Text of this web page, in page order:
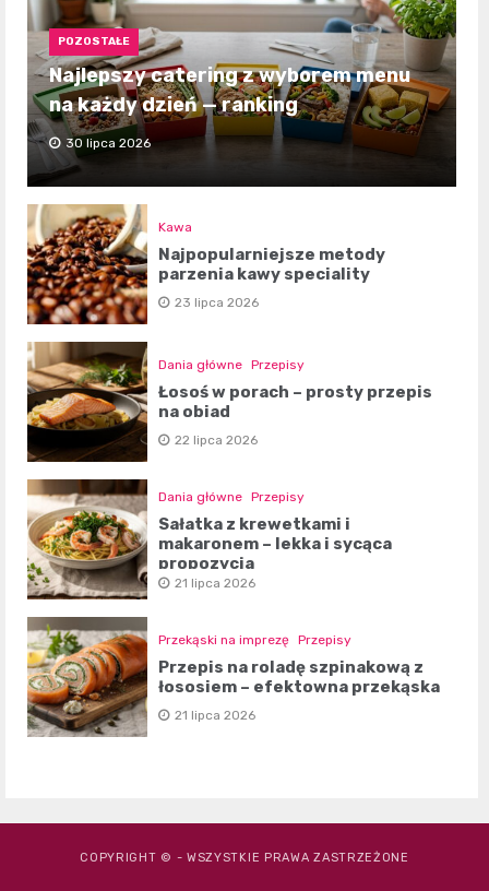
POZOSTAŁE
Najlepszy catering z wyborem menu
na każdy dzień — ranking
30 lipca 2026
Kawa
Najpopularniejsze metody
parzenia kawy speciality
23 lipca 2026
Dania główne Przepisy
Łosoś w porach – prosty przepis
na obiad
22 lipca 2026
Dania główne Przepisy
Sałatka z krewetkami i
makaronem – lekka i sycąca
propozycja
21 lipca 2026
Przekąski na imprezę Przepisy
Przepis na roladę szpinakową z
łososiem – efektowna przekąska
21 lipca 2026
COPYRIGHT © - WSZYSTKIE PRAWA ZASTRZEŻONE